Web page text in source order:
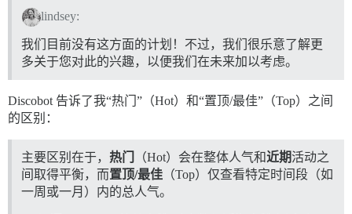
lindsey:
我们目前没有这方面的计划！不过，我们很乐意了解更
多关于您对此的兴趣，以便我们在未来加以考虑。
Discobot 告诉了我“热门”（Hot）和“置顶/最佳”（Top）之间
的区别：
主要区别在于， 热门 （Hot）会在整体人气和近期活动之
间取得平衡，而置顶/最佳 （Top）仅查看特定时间段（如
一周或一月）内的总人气。